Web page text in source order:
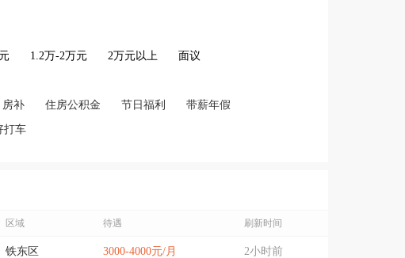
1.2万-2万元 2万元以上 面议
房补 住房公积金 节日福利 带薪年假
打车
区域 待遇 刷新时间
铁东区 3000-4000元/月 2小时前